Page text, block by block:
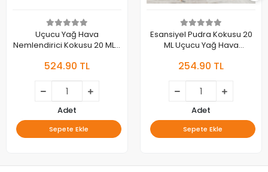
Uçucu Yağ Hava
Nemlendirici Kokusu 20 ML 5
/ Pudra / Magic Word /Zarif
524.90 TL
Adet
Sepete Ekle
Esansiyel Pudra Kokusu 20
ML Uçucu Yağ Hava
Difüzörü Kokusu
254.90 TL
Adet
Sepete Ekle